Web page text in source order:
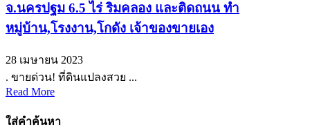
จ.นครปฐม 6.5 ไร่ ริมคลอง และติดถนน ทำ
หมู่บ้าน,โรงงาน,โกดัง เจ้าของขายเอง
28 เมษายน 2023
. ขายด่วน! ที่ดินแปลงสวย ...
Read More
ใส่คำค้นหา